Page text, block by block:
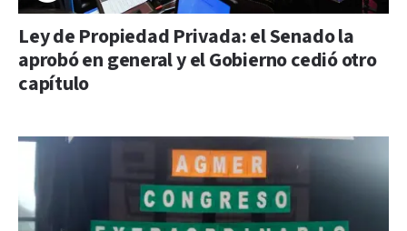
Ley de Propiedad Privada: el Senado la
aprobó en general y el Gobierno cedió otro
capítulo